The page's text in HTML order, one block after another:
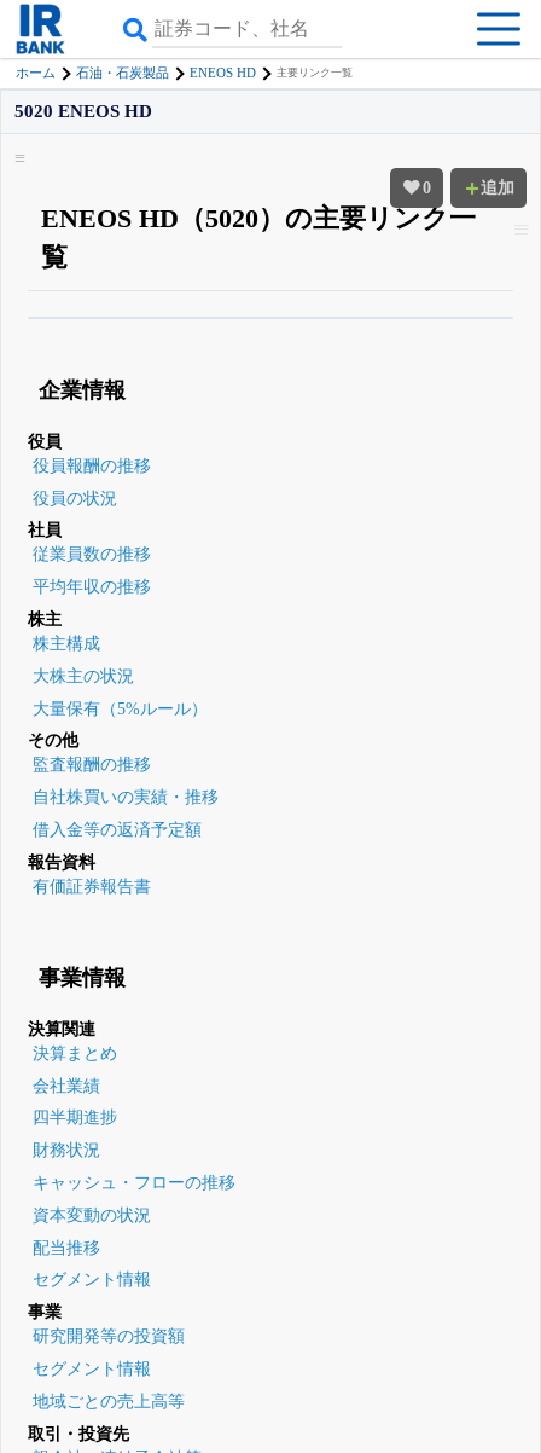
ホーム 石油・石炭製品 ENEOS HD 主要リンク一覧
0 追加
5020 ENEOS HD
ENEOS HD（5020）の主要リンク一
覧
登録すると永久30%OFFと米株版の先行利用も付きます
企業情報
役員
役員報酬の推移
役員の状況
社員
従業員数の推移
平均年収の推移
株主
株主構成
大株主の状況
大量保有（5%ルール）
その他
監査報酬の推移
自社株買いの実績・推移
借入金等の返済予定額
報告資料
有価証券報告書
事業情報
決算関連
決算まとめ
会社業績
四半期進捗
財務状況
キャッシュ・フローの推移
資本変動の状況
配当推移
セグメント情報
事業
研究開発等の投資額
セグメント情報
地域ごとの売上高等
取引・投資先